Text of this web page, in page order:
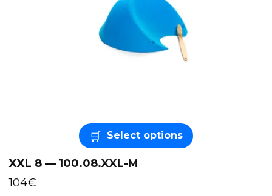
Select options
XXL 8 — 100.08.XXL-M
104€